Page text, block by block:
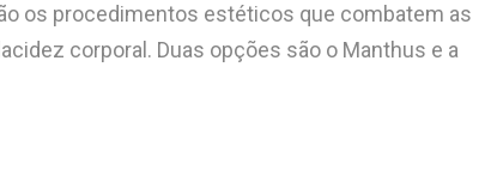
os procedimentos estéticos que combatem as
corporal. Duas opções são o Manthus e a